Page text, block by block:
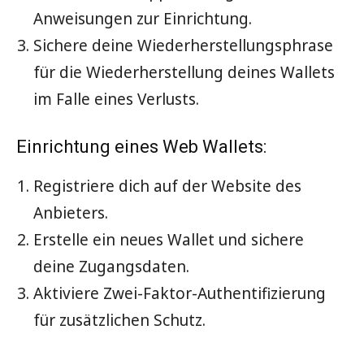
Anweisungen zur Einrichtung.
Sichere deine Wiederherstellungsphrase
für die Wiederherstellung deines Wallets
im Falle eines Verlusts.
Einrichtung eines Web Wallets:
Registriere dich auf der Website des
Anbieters.
Erstelle ein neues Wallet und sichere
deine Zugangsdaten.
Aktiviere Zwei-Faktor-Authentifizierung
für zusätzlichen Schutz.